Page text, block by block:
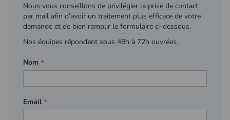
Nous vous conseillons de privilégier la prise de contact
par mail afin d’avoir un traitement plus efficace de votre
demande et de bien remplir le formulaire ci-dessous.
Nos équipes répondent sous 48h à 72h ouvrées.
Nom
Email